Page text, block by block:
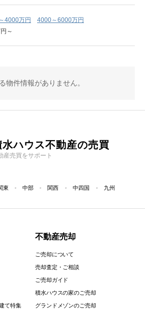
4000万円
4000～6000万円
～
物件情報がありません。
水ハウス不動産の売買
産売買をサポート
東 中部 関西 中四国 九州
て特集
不動産売却
ご売却について
売却査定・ご相談
ご売却ガイド
積水ハウスの家のご売却
グランドメゾンのご売却